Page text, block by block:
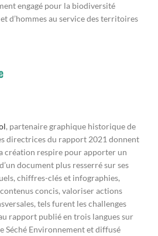
engagé pour la biodiversité
d’hommes au service des territoires
, partenaire graphique historique de
directrices du rapport 2021 donnent
création respire pour apporter un
document plus resserré sur ses
chiffres-clés et infographies,
concis, valoriser actions
tels furent les challenges
rapport publié en trois langues sur
Séché Environnement et diffusé